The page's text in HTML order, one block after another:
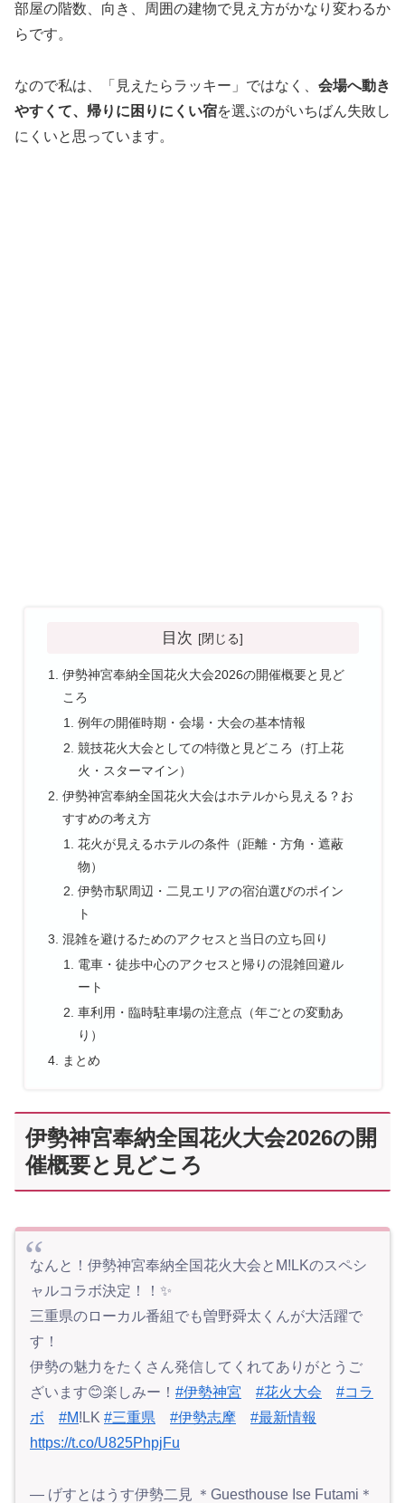
部屋の階数、向き、周囲の建物で見え方がかなり変わるか
らです。
なので私は、「見えたらラッキー」ではなく、 会場へ動き
やすくて、帰りに困りにくい宿を選ぶのがいちばん失敗し
にくいと思っています。
目次
伊勢神宮奉納全国花火大会2026の開催概要と見ど
ころ
例年の開催時期・会場・大会の基本情報
競技花火大会としての特徴と見どころ（打上花
火・スターマイン）
伊勢神宮奉納全国花火大会はホテルから見える？お
すすめの考え方
花火が見えるホテルの条件（距離・方角・遮蔽
物）
伊勢市駅周辺・二見エリアの宿泊選びのポイン
ト
混雑を避けるためのアクセスと当日の立ち回り
電車・徒歩中心のアクセスと帰りの混雑回避ル
ート
車利用・臨時駐車場の注意点（年ごとの変動あ
り）
まとめ
伊勢神宮奉納全国花火大会2026の開
催概要と見どころ
なんと！伊勢神宮奉納全国花火大会とM!LKのスペシ
ャルコラボ決定！！✨
三重県のローカル番組でも曽野舜太くんが大活躍で
す！
伊勢の魅力をたくさん発信してくれてありがとうご
ざいます😊楽しみー！ #伊勢神宮 #花火大会
#コラ
ボ
#M!LK #三重県 #伊勢志摩
#最新情報
https://t.co/U825PhpjFu
— げすとはうす伊勢二見 ＊Guesthouse Ise Futami＊